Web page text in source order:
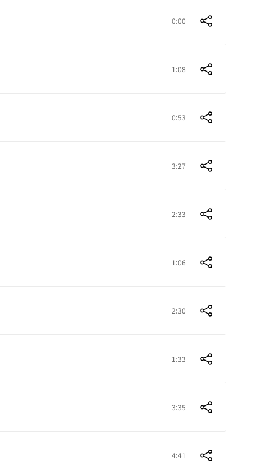
0:00
1:08
0:53
3:27
2:33
1:06
2:30
1:33
3:35
4:41